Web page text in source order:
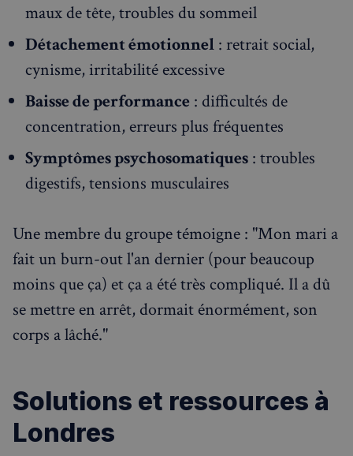
maux de tête, troubles du sommeil
Détachement émotionnel : retrait social,
cynisme, irritabilité excessive
Baisse de performance : difficultés de
concentration, erreurs plus fréquentes
Symptômes psychosomatiques : troubles
digestifs, tensions musculaires
Une membre du groupe témoigne : "Mon mari a
fait un burn-out l'an dernier (pour beaucoup
moins que ça) et ça a été très compliqué. Il a dû
se mettre en arrêt, dormait énormément, son
corps a lâché."
Solutions et ressources à
Londres